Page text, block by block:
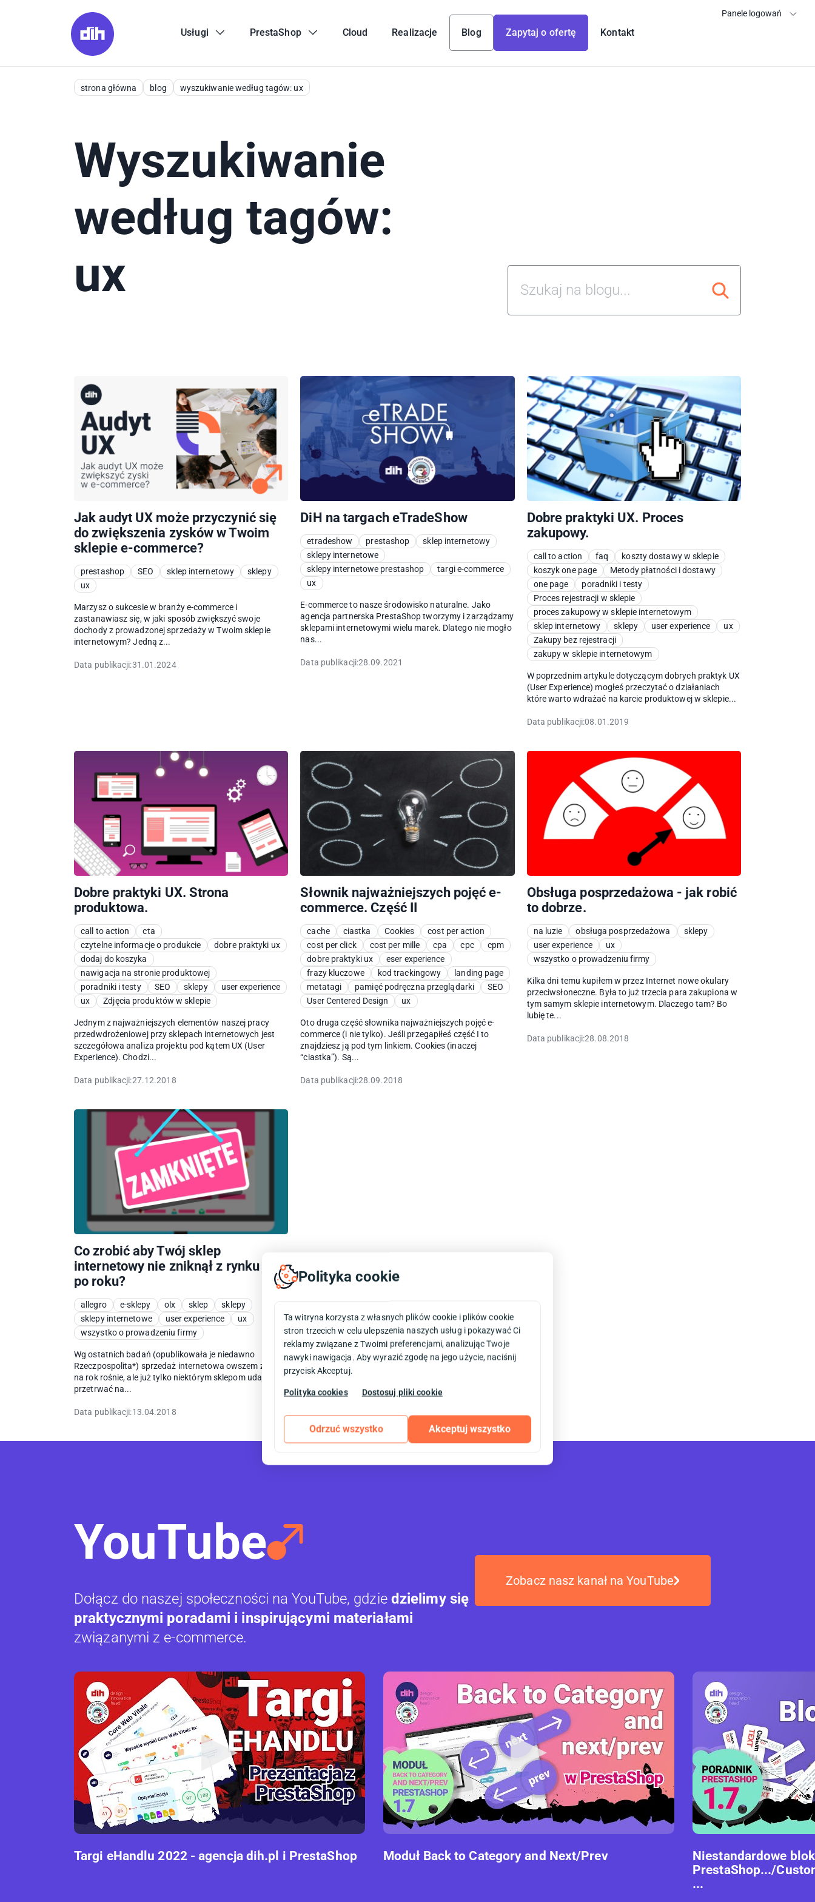
Usługi PrestaShop Cloud Realizacje Blog Zapytaj o ofertę Kontakt
Panele logowań
strona główna blog wyszukiwanie według tagów: ux
Wyszukiwanie
według tagów:
ux
Jak audyt UX może przyczynić się
do zwiększenia zysków w Twoim
sklepie e-commerce?
prestashop SEO sklep internetowy
sklepy
ux
Marzysz o sukcesie w branży e-commerce i
zastanawiasz się, w jaki sposób zwiększyć swoje
dochody z prowadzonej sprzedaży w Twoim sklepie
internetowym? Jedną z...
Data publikacji:31.01.2024
DiH na targach eTradeShow
etradeshow prestashop
sklep internetowy
sklepy internetowe
sklepy internetowe prestashop
targi e-commerce
ux
E-commerce to nasze środowisko naturalne. Jako
agencja partnerska PrestaShop tworzymy i zarządzamy
sklepami internetowymi wielu marek. Dlatego nie mogło
nas...
Data publikacji:28.09.2021
Dobre praktyki UX. Proces
zakupowy.
call to action faq
koszty dostawy w sklepie
koszyk one page
Metody płatności i dostawy
one page
poradniki i testy
Proces rejestracji w sklepie
proces zakupowy w sklepie internetowym
sklep internetowy
sklepy user experience
ux
Zakupy bez rejestracji
zakupy w sklepie internetowym
W poprzednim artykule dotyczącym dobrych praktyk UX
(User Experience) mogłeś przeczytać o działaniach
które warto wdrażać na karcie produktowej w sklepie...
Data publikacji:08.01.2019
Dobre praktyki UX. Strona
produktowa.
call to action
cta
czytelne informacje o produkcie
dobre praktyki ux
dodaj do koszyka
nawigacja na stronie produktowej
poradniki i testy
SEO sklepy
user experience
ux
Zdjęcia produktów w sklepie
Jednym z najważniejszych elementów naszej pracy
przedwdrożeniowej przy sklepach internetowych jest
szczegółowa analiza projektu pod kątem UX (User
Experience). Chodzi...
Data publikacji:27.12.2018
Słownik najważniejszych pojęć e-
commerce. Część II
cache ciastka Cookies
cost per action
cost per click
cost per mille cpa cpc
cpm
dobre praktyki ux
eser experience
frazy kluczowe
kod trackingowy
landing page
metatagi
pamięć podręczna przeglądarki
SEO
User Centered Design
ux
Oto druga część słownika najważniejszych pojęć e-
commerce (i nie tylko). Jeśli przegapiłeś część I to
znajdziesz ją pod tym linkiem. Cookies (inaczej
“ciastka”). Są...
Data publikacji:28.09.2018
Obsługa posprzedażowa - jak robić
to dobrze.
na luzie obsługa posprzedażowa
sklepy
user experience
ux
wszystko o prowadzeniu firmy
Kilka dni temu kupiłem w przez Internet nowe okulary
przeciwsłoneczne. Była to już trzecia para zakupiona w
tym samym sklepie internetowym. Dlaczego tam? Bo
lubię te...
Data publikacji:28.08.2018
Co zrobić aby Twój sklep
internetowy nie zniknął z rynku już
po roku?
allegro e-sklepy olx sklep
sklepy
sklepy internetowe
user experience
ux
wszystko o prowadzeniu firmy
Wg ostatnich badań (opublikowała je niedawno
Rzeczpospolita*) sprzedaż internetowa owszem z roku
na rok rośnie, ale już tylko niektórym sklepom udaje się
przetrwać na...
Data publikacji:13.04.2018
YouTube
Dołącz do naszej społeczności na YouTube, gdzie dzielimy się
praktycznymi poradami i inspirującymi materiałami
związanymi z e-commerce.
Zobacz nasz kanał na YouTube
Targi eHandlu 2022 - agencja dih.pl i PrestaShop Moduł Back to Category and Next/Prev
Niestandardowe
PrestaShop.../
...
Polityka cookie
Ta witryna korzysta z własnych plików cookie i plików cookie
stron trzecich w celu ulepszenia naszych usług i pokazywać Ci
reklamy związane z Twoimi preferencjami, analizując Twoje
nawyki nawigacja. Aby wyrazić zgodę na jego użycie, naciśnij
przycisk Akceptuj.
Polityka cookies Dostosuj pliki cookie
Odrzuć wszystko Akceptuj wszystko